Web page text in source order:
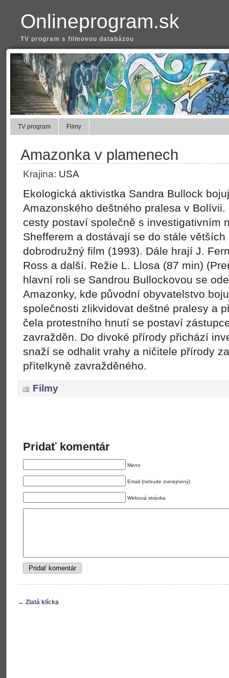
Onlineprogram.sk
TV program s filmovou databázou
TV program Filmy
Amazonka v plamenech
Krajina: USA
Ekologická aktivistka Sandra Bullock
Amazonského deštného pralesa v
cesty postaví společně s investigativním
Shefferem a dostávají se do stále
dobrodružný film (1993). Dále hrají J.
Ross a další. Režie L. Llosa (87 min)
hlavní roli se Sandrou Bullockovou se
Amazonky, kde původní obyvatelstvo
společnosti zlikvidovat deštné pralesy a
čela protestního hnutí se postaví
zavražděn. Do divoké přírody přichází
snaží se odhalit vrahy a ničitele přírody
přítelkyně zavražděného.
Filmy
Pridať komentár
Meno
Email (nebude zverejnený)
Webová stránka
← Zlatá klícka